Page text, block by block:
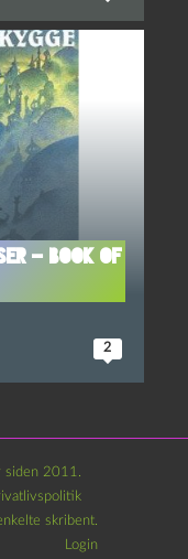
– Book of
2
siden 2011.
skribent.
Login